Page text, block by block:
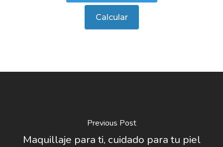
Previous Post
Maquillaje para ti, cuidado para tu piel